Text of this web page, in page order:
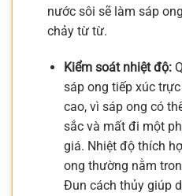
nước sôi sẽ làm sáp
chảy từ từ.
Kiểm soát nhiệt độ:
sáp ong tiếp xúc
cao, vì sáp ong có
sắc và mất đi một
giá. Nhiệt độ thích
ong thường nằm
Đun cách thủy giúp